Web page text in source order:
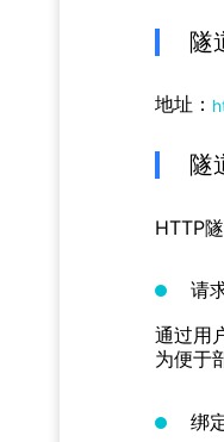
隧
地址：
隧
HTTP
请
通过用
为便于
绑